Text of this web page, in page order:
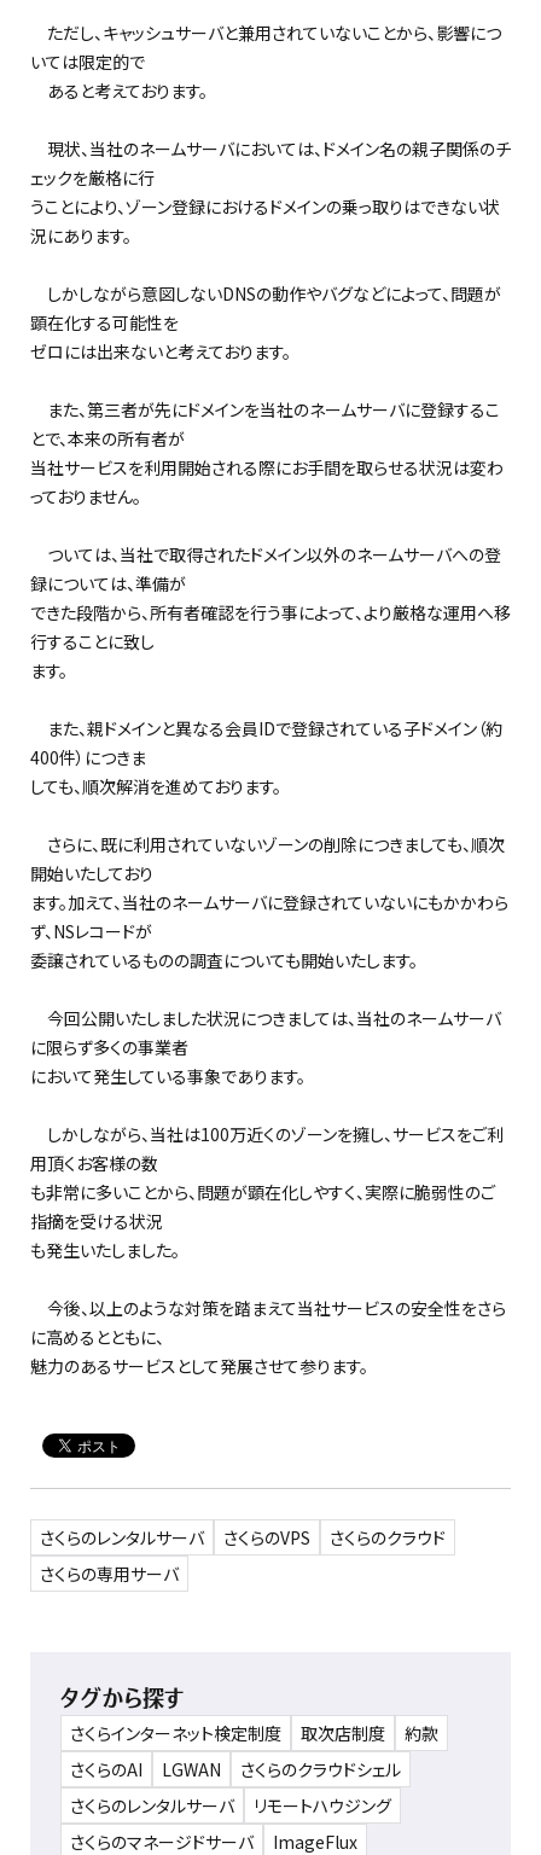
ただし、キャッシュサーバと兼用されていないことから、影響につ
いては限定的で
あると考えております。
現状、当社のネームサーバにおいては、ドメイン名の親子関係のチ
ェックを厳格に行
うことにより、ゾーン登録におけるドメインの乗っ取りはできない状
況にあります。
しかしながら意図しないDNSの動作やバグなどによって、問題が
顕在化する可能性を
ゼロには出来ないと考えております。
また、第三者が先にドメインを当社のネームサーバに登録するこ
とで、本来の所有者が
当社サービスを利用開始される際にお手間を取らせる状況は変わ
っておりません。
ついては、当社で取得されたドメイン以外のネームサーバへの登
録については、準備が
できた段階から、所有者確認を行う事によって、より厳格な運用へ移
行することに致し
ます。
また、親ドメインと異なる会員IDで登録されている子ドメイン（約
400件）につきま
しても、順次解消を進めております。
さらに、既に利用されていないゾーンの削除につきましても、順次
開始いたしており
ます。加えて、当社のネームサーバに登録されていないにもかかわら
ず、NSレコードが
委譲されているものの調査についても開始いたします。
今回公開いたしました状況につきましては、当社のネームサーバ
に限らず多くの事業者
において発生している事象であります。
しかしながら、当社は100万近くのゾーンを擁し、サービスをご利
用頂くお客様の数
も非常に多いことから、問題が顕在化しやすく、実際に脆弱性のご
指摘を受ける状況
も発生いたしました。
今後、以上のような対策を踏まえて当社サービスの安全性をさら
に高めるとともに、
魅力のあるサービスとして発展させて参ります。
さくらのレンタルサーバ さくらのVPS
さくらのクラウド
さくらの専用サーバ
タグから探す
さくらインターネット検定制度 取次店制度
約款
さくらのAI
LGWAN
さくらのクラウドシェル
さくらのレンタルサーバ
リモートハウジング
さくらのマネージドサーバ
ImageFlux